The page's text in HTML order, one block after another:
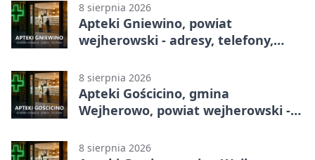
8 sierpnia 2026
Apteki Gniewino, powiat
wejherowski - adresy, telefony,
8 sierpnia 2026
Apteki Gościcino, gmina
Wejherowo, powiat wejherowski -
8 sierpnia 2026